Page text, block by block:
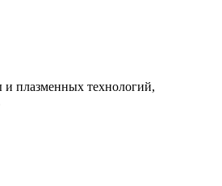
и плазменных технологий,